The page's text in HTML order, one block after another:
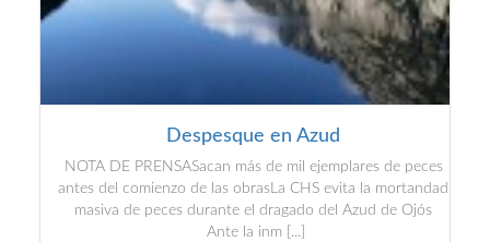
Despesque en Azud
NOTA DE PRENSASacan más de mil ejemplares de peces
antes del comienzo de las obrasLa CHS evita la mortandad
masiva de peces durante el dragado del Azud de Ojós
Ante la inm [...]